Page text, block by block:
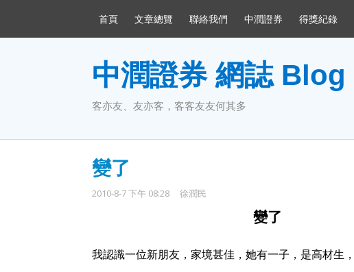
首頁 文章總覽 聯絡我們 中潤證券 得獎紀錄
中潤證券 網誌 Blog
客亦友、友亦客，客客友友何其多
變了
2010-8-7 下午 08:28 徐潤民
變了
我認識一位新朋友，家境甚佳，她有一子，是高材生